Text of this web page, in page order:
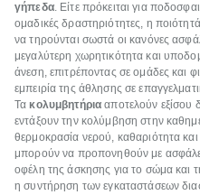
γήπεδα. Είτε πρόκειται για
ομαδικές δραστηριότητες, η ποιότητά
να τηρούνται σωστά οι κανόνες
μεγαλύτερη χωρητικότητα και
άνεση, επιτρέποντας σε ομάδες και
εμπειρία της άθλησης σε
Τα κολυμβητήρια αποτελούν εξίσου
εντάξουν την κολύμβηση στην
θερμοκρασία νερού, καθαριότητα
μπορούν να προπονηθούν με
οφέλη της άσκησης για το σώμα και
η συντήρηση των εγκαταστάσεων